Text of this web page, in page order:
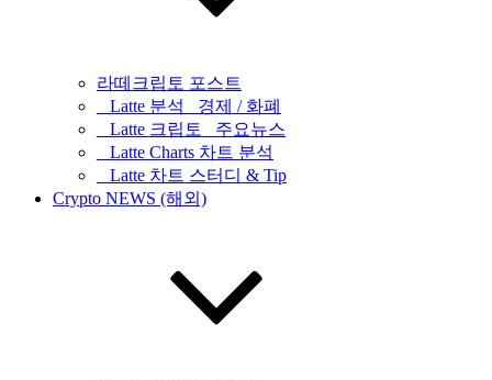
라떼크립토 포스트
_ Latte 분석 _경제 / 화폐
_ Latte 크립토 _주요뉴스
_ Latte Charts 차트 분석
_ Latte 차트 스터디 & Tip
Crypto NEWS (해외)